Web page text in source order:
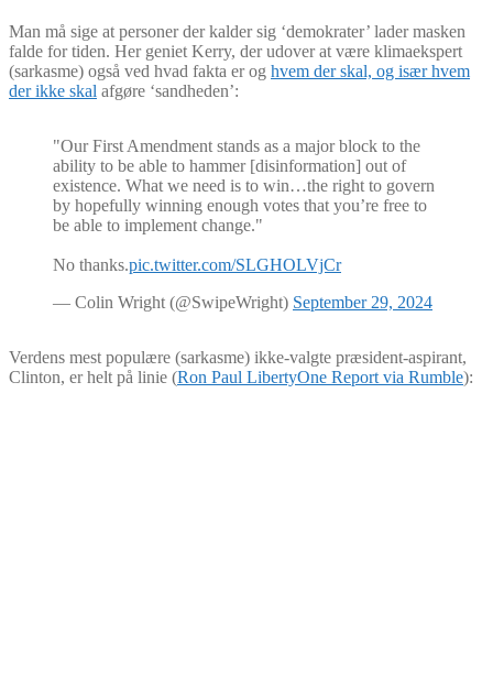
Man må sige at personer der kalder sig ‘demokrater’ lader masken
falde for tiden. Her geniet Kerry, der udover at være klimaekspert
(sarkasme) også ved hvad fakta er og hvem der skal, og især hvem
der ikke skal afgøre ‘sandheden’:
"Our First Amendment stands as a major block to the
ability to be able to hammer [disinformation] out of
existence. What we need is to win…the right to govern
by hopefully winning enough votes that you’re free to
be able to implement change."
No thanks.pic.twitter.com/SLGHOLVjCr
— Colin Wright (@SwipeWright) September 29, 2024
Verdens mest populære (sarkasme) ikke-valgte præsident-aspirant,
Clinton, er helt på linie (Ron Paul LibertyOne Report via Rumble):